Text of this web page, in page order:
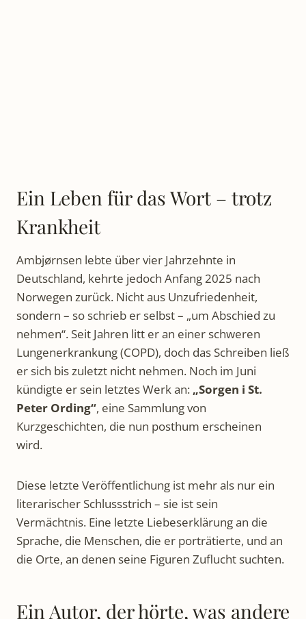
Ein Leben für das Wort – trotz
Krankheit
Ambjørnsen lebte über vier Jahrzehnte in
Deutschland, kehrte jedoch Anfang 2025 nach
Norwegen zurück. Nicht aus Unzufriedenheit,
sondern – so schrieb er selbst – „um Abschied zu
nehmen“. Seit Jahren litt er an einer schweren
Lungenerkrankung (COPD), doch das Schreiben ließ
er sich bis zuletzt nicht nehmen. Noch im Juni
kündigte er sein letztes Werk an: „Sorgen i St.
Peter Ording“, eine Sammlung von
Kurzgeschichten, die nun posthum erscheinen
wird.
Diese letzte Veröffentlichung ist mehr als nur ein
literarischer Schlussstrich – sie ist sein
Vermächtnis. Eine letzte Liebeserklärung an die
Sprache, die Menschen, die er porträtierte, und an
die Orte, an denen seine Figuren Zuflucht suchten.
Ein Autor, der hörte, was andere